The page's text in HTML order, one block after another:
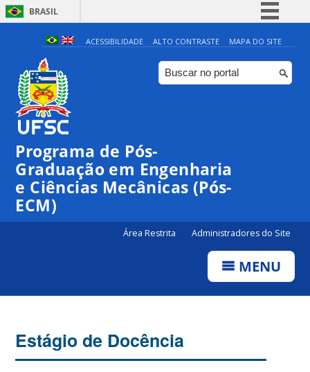
BRASIL
Simplifique!
Comunica BR
Participe
ACESSIBILIDADE ALTO CONTRASTE MAPA DO SITE
Programa de Pós-
Graduação em Engenharia
e Ciências Mecânicas (Pós-
ECM)
Área Restrita Administradores do Site
MENU
Estágio de Docência